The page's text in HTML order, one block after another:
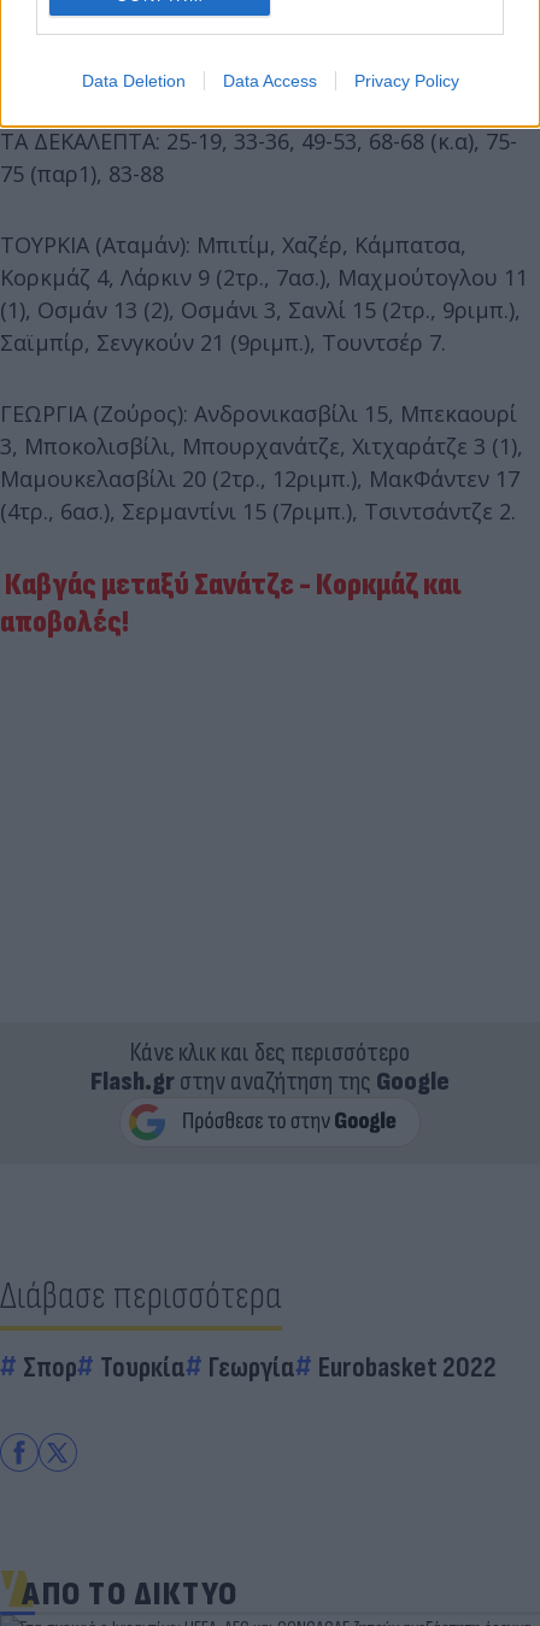
Data Deletion Data Access Privacy Policy
ΤΑ ΔΕΚΑΛΕΠΤΑ: 25-19, 33-36, 49-53, 68-68 (κ.α), 75-
75 (παρ1), 83-88
ΤΟΥΡΚΙΑ (Αταμάν): Μπιτίμ, Χαζέρ, Κάμπατσα,
Κορκμάζ 4, Λάρκιν 9 (2τρ., 7ασ.), Μαχμούτογλου 11
(1), Οσμάν 13 (2), Οσμάνι 3, Σανλί 15 (2τρ., 9ριμπ.),
Σαϊμπίρ, Σενγκούν 21 (9ριμπ.), Τουντσέρ 7.
ΓΕΩΡΓΙΑ (Ζούρος): Ανδρονικασβίλι 15, Μπεκαουρί
3, Μποκολισβίλι, Μπουρχανάτζε, Χιτχαράτζε 3 (1),
Μαμουκελασβίλι 20 (2τρ., 12ριμπ.), ΜακΦάντεν 17
(4τρ., 6ασ.), Σερμαντίνι 15 (7ριμπ.), Τσιντσάντζε 2.
Καβγάς μεταξύ Σανάτζε - Κορκμάζ και
αποβολές!
Κάνε κλικ και δες περισσότερο
Flash.grστην αναζήτηση της Google
Διάβασε περισσότερα
Σπορ Τουρκία Γεωργία Eurobasket 2022
ΑΠΟ ΤΟ ΔΙΚΤΥΟ